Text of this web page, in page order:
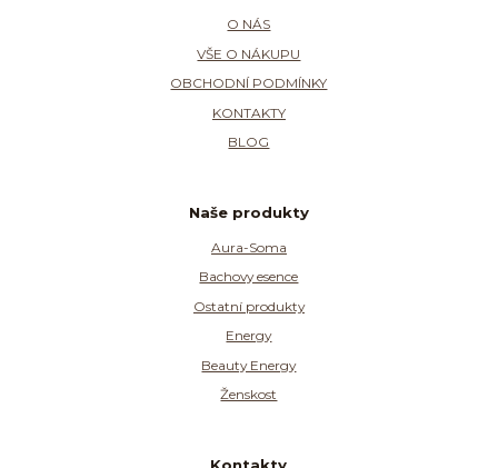
O NÁS
VŠE O NÁKUPU
OBCHODNÍ PODMÍNKY
KONTAKTY
BLOG
Naše produkty
Aura-Soma
Bachovy esence
Ostatní produkty
Energy
Beauty Energy
Ženskost
Kontakty